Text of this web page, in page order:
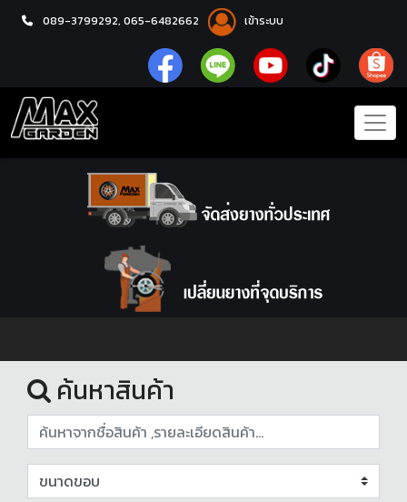
089-3799292, 065-6482662 เข้าระบบ
หน้าแรก
ค้นหาสินค้า